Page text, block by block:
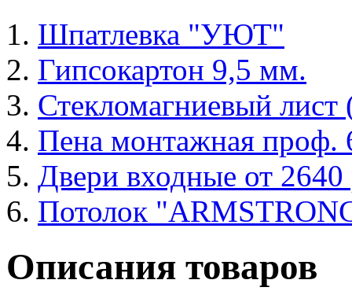
Шпатлевка "УЮТ"
Гипсокартон 9,5 мм.
Стекломагниевый
Пена монтажная проф.
Двери входные от 2640
Потолок
Описания товаров